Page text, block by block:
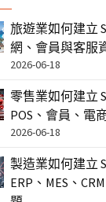
旅遊業如何建立
網、會員與客服
2026-06-18
零售業如何建立
POS、會員、電
2026-06-18
製造業如何建立
ERP、MES、